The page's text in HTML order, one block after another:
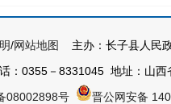
/网站地图
主办：长子县人民
：0355－8331045 地址：山
08002898号
晋公网安备